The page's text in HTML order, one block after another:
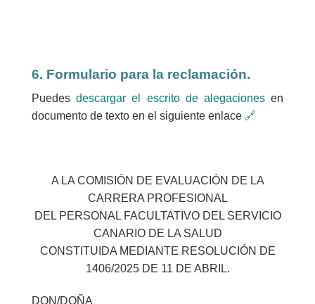
6. Formulario para la reclamación.
Puedesdescargar el escrito de alegacionesen
documento de texto en el siguiente enlace 🔗
A LA COMISIÓN DE EVALUACIÓN DE LA
CARRERA PROFESIONAL
DEL PERSONAL FACULTATIVO DEL SERVICIO
CANARIO DE LA SALUD
CONSTITUIDA MEDIANTE RESOLUCIÓN DE
1406/2025 DE 11 DE ABRIL.
DON/DOÑA